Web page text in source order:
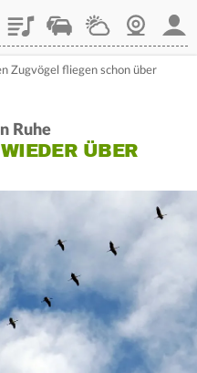
PlaylistStaupilotWetterWebcam
Zugvögel fliegen schon über
Ruhe
ÜBER